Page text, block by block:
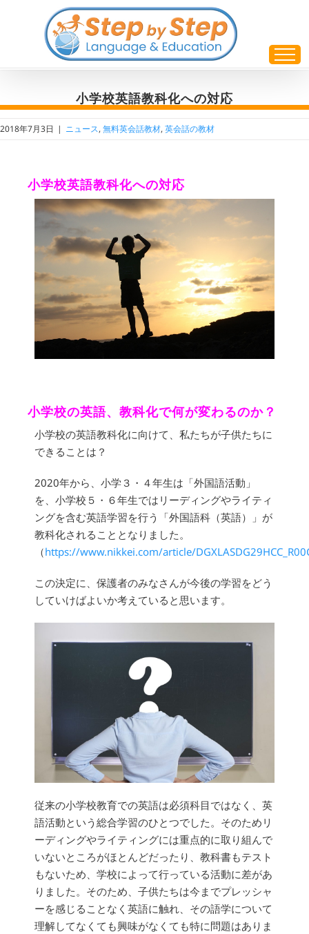
小学校英語教科化への対応
2018年7月3日 | ニュース, 無料英会話教材, 英会話の教材
小学校英語教科化への対応
小学校の英語、教科化で何が変わるのか？
小学校の英語教科化に向けて、私たちが子供たちに
できることは？
2020年から、小学３・４年生は「外国語活動」
を、小学校５・６年生ではリーディングやライティ
ングを含む英語学習を行う「外国語科（英語）」が
教科化されることとなりました。
（https://www.nikkei.com/article/
この決定に、保護者のみなさんが今後の学習をどう
していけばよいか考えていると思います。
従来の小学校教育での英語は必須科目ではなく、英
語活動という総合学習のひとつでした。そのためリ
ーディングやライティングには重点的に取り組んで
いないところがほとんどだったり、教科書もテスト
もないため、学校によって行っている活動に差があ
りました。そのため、子供たちは今までプレッシャ
ーを感じることなく英語に触れ、その語学について
理解してなくても興味がなくても特に問題はありま